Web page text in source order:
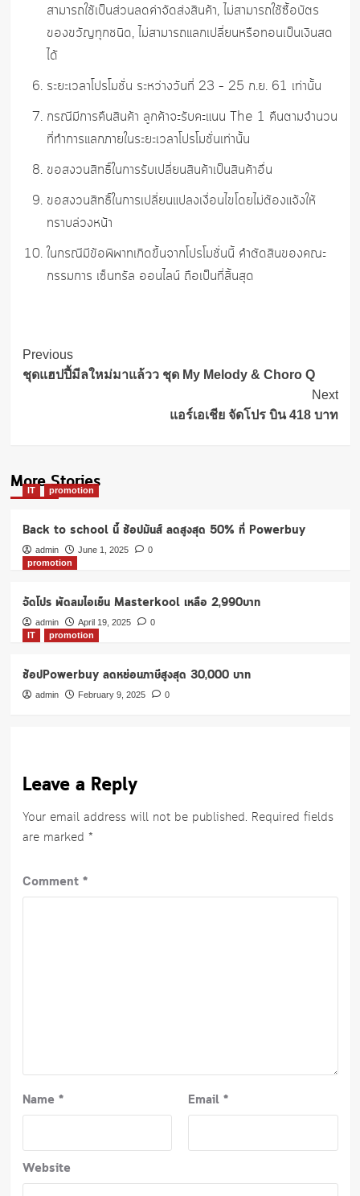
สามารถใช้เป็นส่วนลดค่าจัดส่งสินค้า, ไม่สามารถใช้ซื้อบัตร
ของขวัญทุกชนิด, ไม่สามารถแลกเปลี่ยนหรือทอนเป็นเงินสด
ได้
ระยะเวลาโปรโมชั่น ระหว่างวันที่ 23 – 25 ก.ย. 61 เท่านั้น
กรณีมีการคืนสินค้า ลูกค้าจะรับคะแนน The 1 คืนตามจำนวน
ที่ทำการแลกภายในระยะเวลาโปรโมชั่นเท่านั้น
ขอสงวนสิทธิ์ในการรับเปลี่ยนสินค้าเป็นสินค้าอื่น
ขอสงวนสิทธิ์ในการเปลี่ยนแปลงเงื่อนไขโดยไม่ต้องแจ้งให้
ทราบล่วงหน้า
ในกรณีมีข้อพิพาทเกิดขึ้นจากโปรโมชั่นนี้ คำตัดสินของคณะ
กรรมการ เซ็นทรัล ออนไลน์ ถือเป็นที่สิ้นสุด
Post
Navigation
Previous
ชุดแฮปปี้มีลใหม่มาแล้วว ชุด My Melody & Choro Q
Next
แอร์เอเชีย จัดโปร บิน 418 บาท
More Stories
IT promotion
Back to school นี้ ช้อปมันส์ ลดสูงสุด 50% ที่ Powerbuy
admin June 1, 2025
0
promotion
จัดโปร พัดลมไอเย็น Masterkool เหลือ 2,990บาท
admin April 19, 2025
0
IT
promotion
ช้อปPowerbuy ลดหย่อนภาษีสูงสุด 30,000 บาท
admin February 9, 2025 0
Leave a Reply
Your email address will not be published. Required fields
are marked *
Comment *
Name * Email *
Website